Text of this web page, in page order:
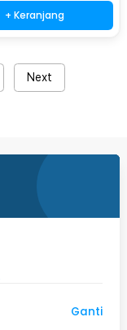
+ Keranjang
Next
Ganti